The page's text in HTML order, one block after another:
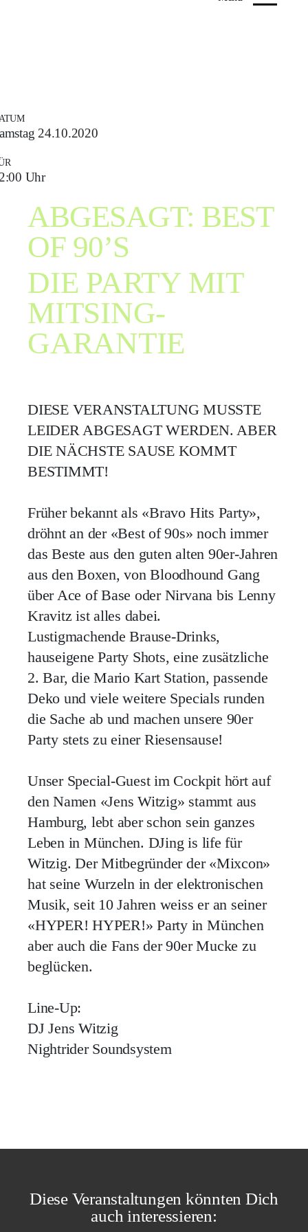
24.10.2020
Uhr
ABGESAGT: BEST
OF 90’S
DIE PARTY MIT
MITSING-
GARANTIE
DIESE VERANSTALTUNG MUSSTE
LEIDER ABGESAGT WERDEN. ABER
DIE NÄCHSTE SAUSE KOMMT
BESTIMMT!
Früher bekannt als «Bravo Hits Party»,
dröhnt an der «Best of 90s» noch immer
das Beste aus den guten alten 90er-Jahren
aus den Boxen, von Bloodhound Gang
über Ace of Base oder Nirvana bis Lenny
Kravitz ist alles dabei.
Lustigmachende Brause-Drinks,
hauseigene Party Shots, eine zusätzliche
2. Bar, die Mario Kart Station, passende
Deko und viele weitere Specials runden
die Sache ab und machen unsere 90er
Party stets zu einer Riesensause!
Unser Special-Guest im Cockpit hört auf
den Namen «Jens Witzig» stammt aus
Hamburg, lebt aber schon sein ganzes
Leben in München. DJing is life für
Witzig. Der Mitbegründer der «Mixcon»
hat seine Wurzeln in der elektronischen
Musik, seit 10 Jahren weiss er an seiner
«HYPER! HYPER!» Party in München
aber auch die Fans der 90er Mucke zu
beglücken.
Line-Up:
DJ Jens Witzig
Nightrider Soundsystem
Diese Veranstaltungen könnten Dich
auch interessieren: